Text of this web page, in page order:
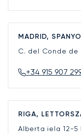
MADRID,
C. del Conde de
+34 915 907
RIGA,
Alberta iela 12-5